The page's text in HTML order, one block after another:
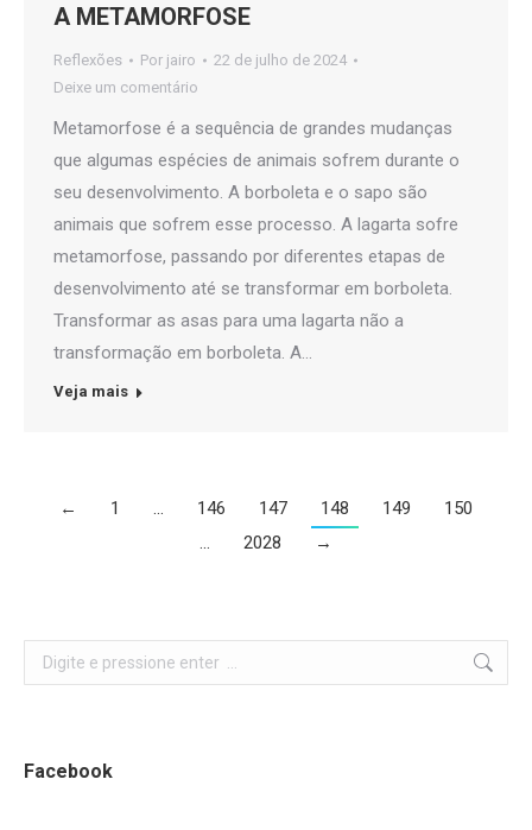
A METAMORFOSE
Reflexões Por jairo
22 de julho de 2024
Deixe um comentário
Metamorfose é a sequência de grandes mudanças
que algumas espécies de animais sofrem durante o
seu desenvolvimento. A borboleta e o sapo são
animais que sofrem esse processo. A lagarta sofre
metamorfose, passando por diferentes etapas de
desenvolvimento até se transformar em borboleta.
Transformar as asas para uma lagarta não a
transformação em borboleta. A…
Veja mais
← 1 … 146 147 148 149
150
…
2028 →
Search:
Facebook